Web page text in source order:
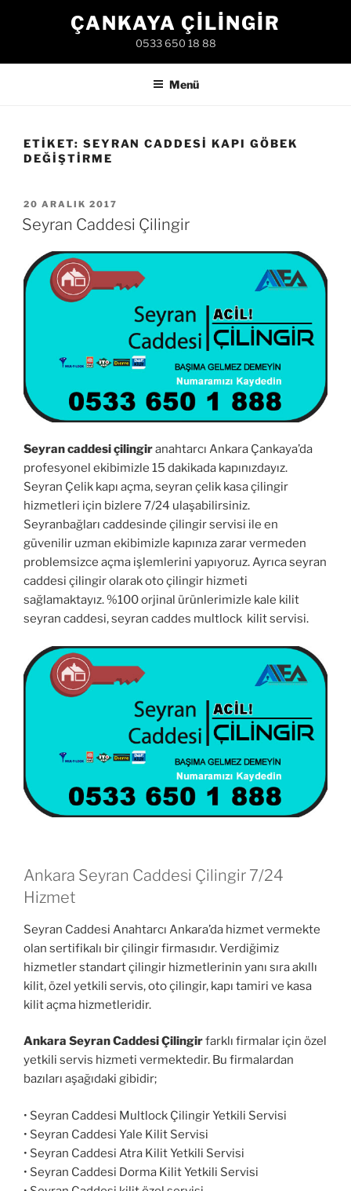
ÇANKAYA ÇILINGIR
0533 650 18 88
Menü
ETIKET: SEYRAN CADDESI KAPI GÖBEK
DEĞIŞTIRME
YAYIM
TARIHI
20 ARALIK 2017
Seyran Caddesi Çilingir
Seyran caddesi çilingiranahtarcı Ankara Çankaya’da
profesyonel ekibimizle 15 dakikada kapınızdayız.
Seyran Çelik kapı açma, seyran çelik kasa çilingir
hizmetleri için bizlere 7/24 ulaşabilirsiniz.
Seyranbağları caddesinde çilingir servisi ile en
güvenilir uzman ekibimizle kapınıza zarar vermeden
problemsizce açma işlemlerini yapıyoruz. Ayrıca seyran
caddesi çilingir olarak oto çilingir hizmeti
sağlamaktayız. %100 orjinal ürünlerimizle kale kilit
seyran caddesi, seyran caddes multlock kilit servisi.
Ankara Seyran Caddesi Çilingir 7/24
Hizmet
Seyran Caddesi Anahtarcı Ankara’da hizmet vermekte
olan sertifikalı bir çilingir firmasıdır. Verdiğimiz
hizmetler standart çilingir hizmetlerinin yanı sıra akıllı
kilit, özel yetkili servis, oto çilingir, kapı tamiri ve kasa
kilit açma hizmetleridir.
Ankara Seyran Caddesi Çilingirfarklı firmalar için özel
yetkili servis hizmeti vermektedir. Bu firmalardan
bazıları aşağıdaki gibidir;
• Seyran Caddesi Multlock Çilingir Yetkili Servisi
• Seyran Caddesi Yale Kilit Servisi
• Seyran Caddesi Atra Kilit Yetkili Servisi
• Seyran Caddesi Dorma Kilit Yetkili Servisi